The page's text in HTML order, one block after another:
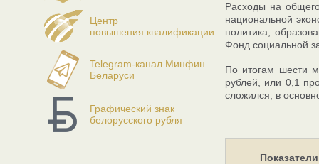
Центр
повышения квалификации
Telegram-канал Минфин
Беларуси
Графический знак
белорусского рубля
Расходы на
национальной
политика,
Фонд социальной
По итогам шести
рублей, или 0,1
сложился, в
Показатели